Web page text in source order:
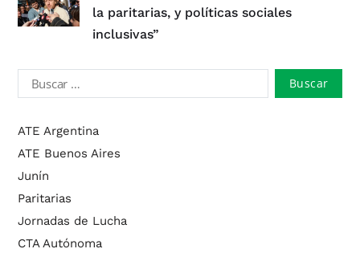
la paritarias, y políticas sociales
inclusivas”
ATE Argentina
ATE Buenos Aires
Junín
Paritarias
Jornadas de Lucha
CTA Autónoma